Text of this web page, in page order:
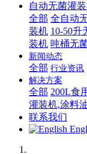
自动无菌灌
全部 全自动
装机 10-50升
装机 吨桶无
新闻动态
全部 行业资讯
解决方案
全部 200L食
灌装机,涂料
联系我们